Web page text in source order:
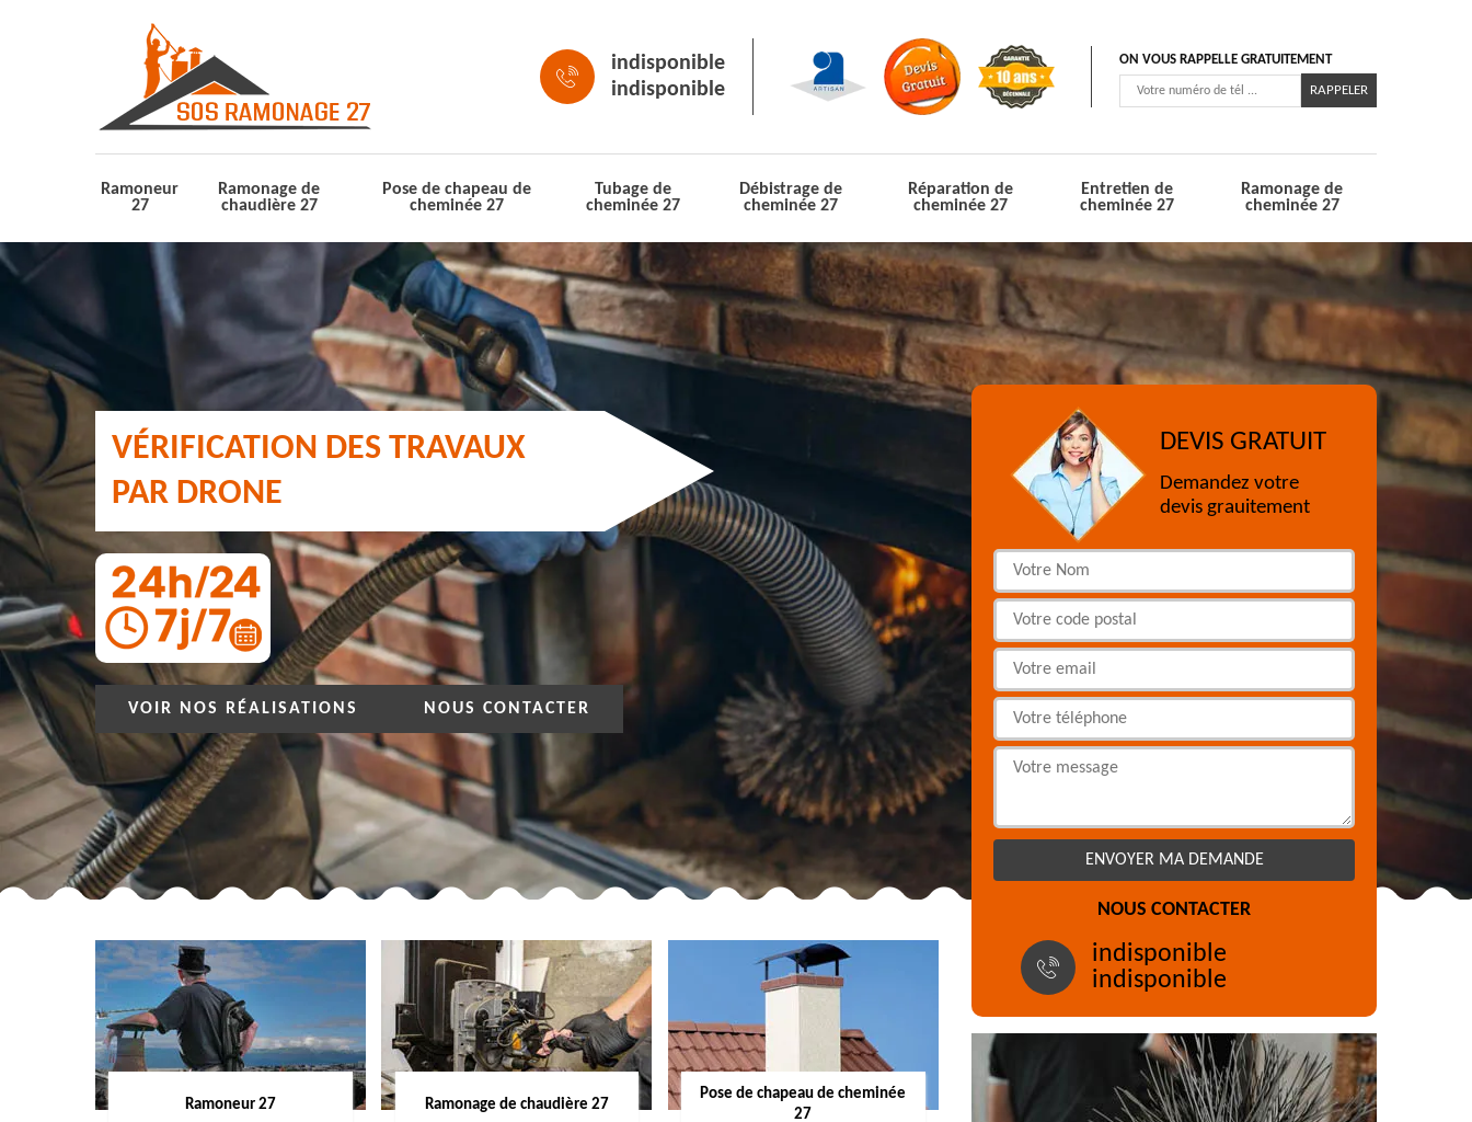
indisponible
indisponible
ON VOUS RAPPELLE GRATUITEMENT
Ramoneur
27
Ramonage de
chaudière 27
Pose de chapeau de
cheminée 27
Tubage de
cheminée 27
Débistrage de
cheminée 27
Réparation de
cheminée 27
Entretien de
cheminée 27
Ramonage de
cheminée 27
VÉRIFICATION DES TRAVAUX
PAR DRONE
VOIR NOS RÉALISATIONS NOUS CONTACTER
Ramoneur 27 Ramonage de chaudière 27
Pose de chapeau de cheminée
27
DEVIS GRATUIT
Demandez votre
devis grauitement
NOUS CONTACTER
indisponible
indisponible